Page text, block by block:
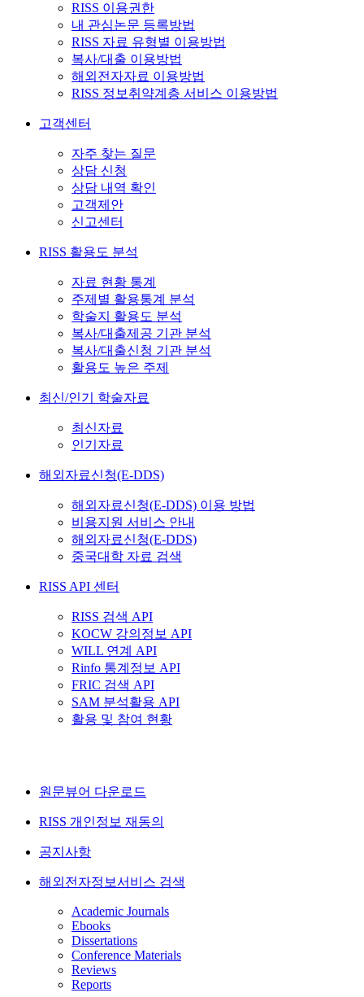
RISS 이용권한
내 관심논문 등록방법
RISS 자료 유형별 이용방법
복사/대출 이용방법
해외전자자료 이용방법
RISS 정보취약계층 서비스 이용방법
고객센터
자주 찾는 질문
상담 신청
상담 내역 확인
고객제안
신고센터
RISS 활용도 분석
자료 현황 통계
주제별 활용통계 분석
학술지 활용도 분석
복사/대출제공 기관 분석
복사/대출신청 기관 분석
활용도 높은 주제
최신/인기 학술자료
최신자료
인기자료
해외자료신청(E-DDS)
해외자료신청(E-DDS) 이용 방법
비용지원 서비스 안내
해외자료신청(E-DDS)
중국대학 자료 검색
RISS API 센터
RISS 검색 API
KOCW 강의정보 API
WILL 연계 API
Rinfo 통계정보 API
FRIC 검색 API
SAM 분석활용 API
활용 및 참여 현황
원문뷰어 다운로드
RISS 개인정보 재동의
공지사항
해외전자정보서비스 검색
Academic Journals
Ebooks
Dissertations
Conference Materials
Reviews
Reports